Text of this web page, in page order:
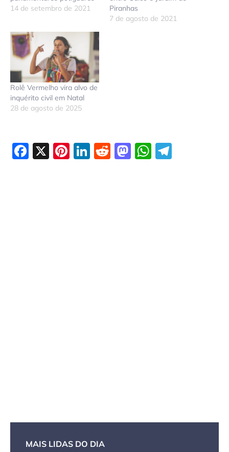
14 de setembro de 2021
Piranhas
7 de agosto de 2021
Rolê Vermelho vira alvo de
inquérito civil em Natal
28 de agosto de 2025
Facebook
X Pinterest
LinkedIn
Reddit
Mastodon
MAIS LIDAS DO DIA